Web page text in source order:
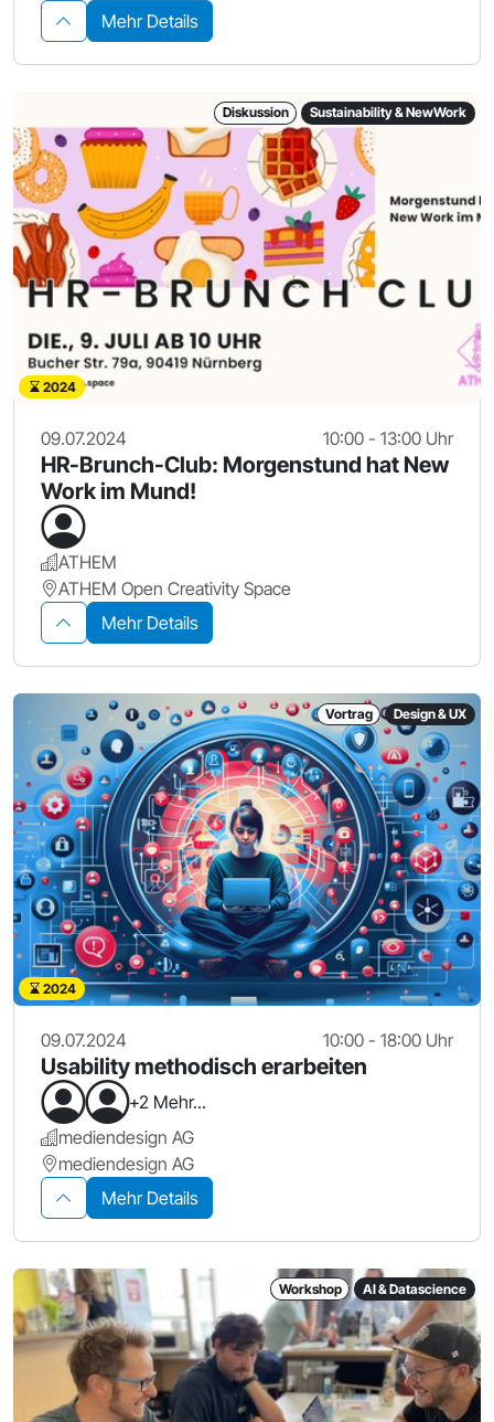
Mehr Details
Diskussion Sustainability & NewWork
2024
09.07.2024 10:00 - 13:00 Uhr
HR-Brunch-Club: Morgenstund hat New
Work im Mund!
ATHEM
ATHEM Open Creativity Space
Mehr Details
Vortrag Design & UX
2024
09.07.2024 10:00 - 18:00 Uhr
Usability methodisch erarbeiten
+2 Mehr...
mediendesign AG
mediendesign AG
Mehr Details
Workshop AI & Datascience